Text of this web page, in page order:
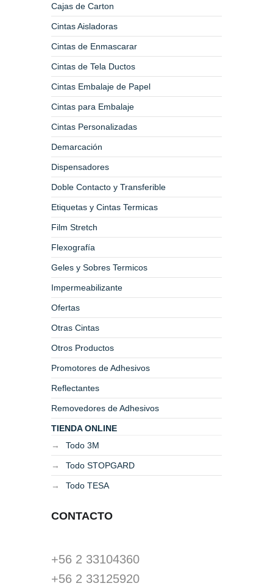
Cajas de Carton
Cintas Aisladoras
Cintas de Enmascarar
Cintas de Tela Ductos
Cintas Embalaje de Papel
Cintas para Embalaje
Cintas Personalizadas
Demarcación
Dispensadores
Doble Contacto y Transferible
Etiquetas y Cintas Termicas
Film Stretch
Flexografía
Geles y Sobres Termicos
Impermeabilizante
Ofertas
Otras Cintas
Otros Productos
Promotores de Adhesivos
Reflectantes
Removedores de Adhesivos
TIENDA ONLINE
Todo 3M
Todo STOPGARD
Todo TESA
CONTACTO
+56 2 33104360
+56 2 33125920